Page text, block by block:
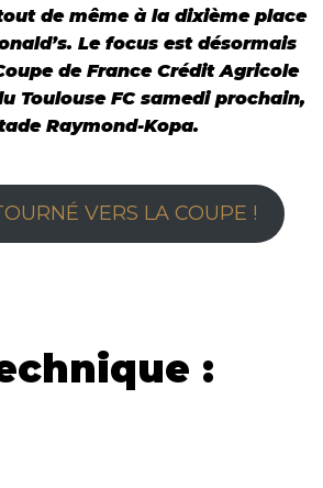
de même à la dixième place
Le focus est désormais
de France Crédit Agricole
Toulouse FC samedi prochain,
Raymond-Kopa.
VERS LA COUPE !
: